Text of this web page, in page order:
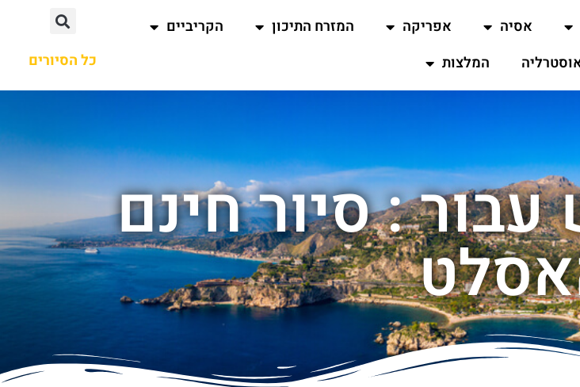
אסיה אפריקה המזרח התיכון
הקריביים
המלצות כל הסיורים
: סיור חינם